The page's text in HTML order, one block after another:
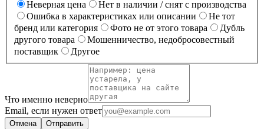
Неверная цена
Нет в наличии / снят с производства
Ошибка в характеристиках или описании
Не тот
бренд или категория
Фото не от этого товара
Дубль
другого товара
Мошенничество, недобросовестный
поставщик
Другое
Что именно неверно
Email, если нужен ответ
Отмена Отправить